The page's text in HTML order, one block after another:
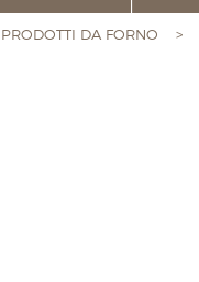
PRODOTTI DA FORNO >